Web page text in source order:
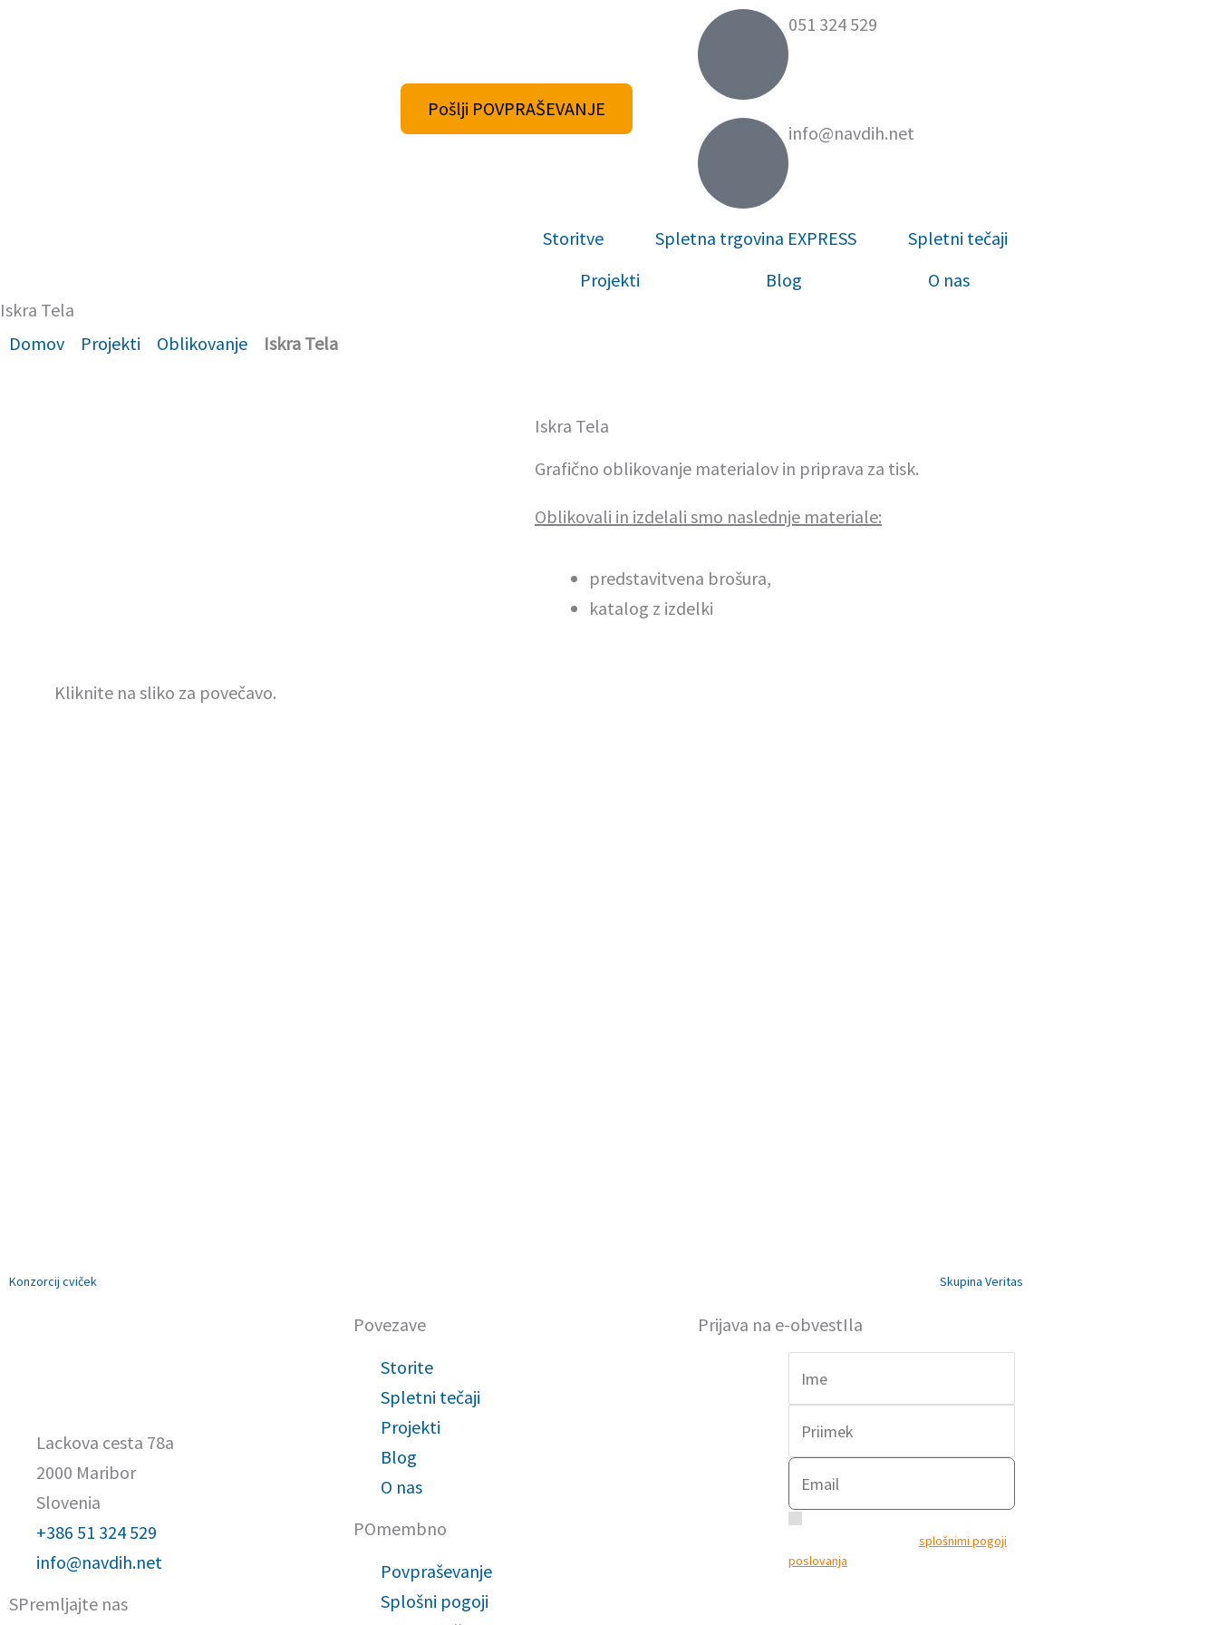
Pošlji POVPRAŠEVANJE
051 324 529
info@navdih.net
Storitve Spletna trgovina EXPRESS
Spletni tečaji
Projekti
Blog
O nas
Iskra Tela
Domov
Projekti Oblikovanje Iskra Tela
Iskra Tela
Grafično oblikovanje materialov in priprava za tisk.
Oblikovali in izdelali smo naslednje materiale:
predstavitvena brošura,
katalog z izdelki
Kliknite na sliko za povečavo.
Prev
Konzorcij cviček Skupina Veritas
Lackova cesta 78a
2000 Maribor
Slovenia
+386 51 324 529
info@navdih.net
SPremljajte nas
Povezave
Storite
Spletni tečaji
Projekti
Blog
O nas
POmembno
Povpraševanje
Splošni pogoji
Prijava na e-obvestIla
splošnimi pogoji
poslovanja